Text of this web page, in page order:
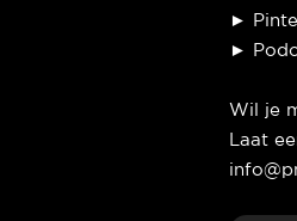
►
►
Wil je
Laat